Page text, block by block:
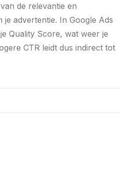
de relevantie en
advertentie. In Google Ads
Quality Score, wat weer je
CTR leidt dus indirect tot